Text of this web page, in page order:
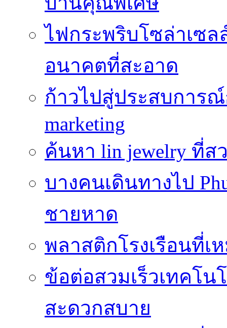
ไฟกระพริบโซล่าเซ
อนาคตที่สะอาด
ก้าวไปสู่ประสบการ
marketing
ค้นหา lin jewelry ที่
บางคนเดินทางไป
ชายหาด
พลาสติกโรงเรือนที่เ
ข้อต่อสวมเร็วเทคโน
สะดวกสบาย